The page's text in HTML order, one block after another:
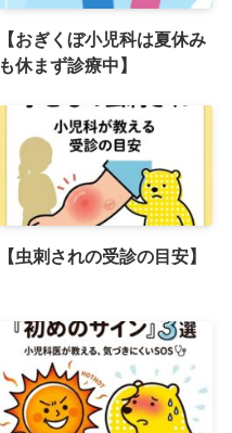
【おぎくぼ小児科は夏休み
も休まず診療中】
【虫刺されの受診の目安】